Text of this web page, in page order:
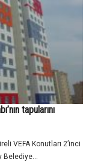
tapularını
VEFA Konutları 2’inci
Belediye...